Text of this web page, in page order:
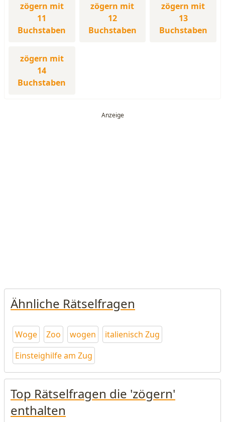
zögern mit
11
Buchstaben
zögern mit
12
Buchstaben
zögern mit
13
Buchstaben
zögern mit
14
Buchstaben
Ähnliche Rätselfragen
Woge Zoo wogen
italienisch Zug
Einsteighilfe am Zug
Top Rätselfragen die 'zögern'
enthalten